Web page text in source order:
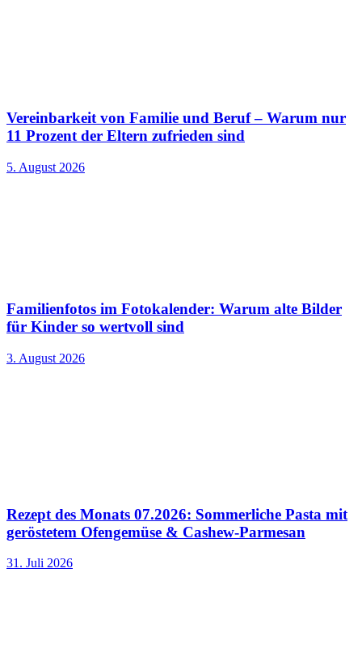
Vereinbarkeit von Familie und Beruf – Warum nur
11 Prozent der Eltern zufrieden sind
5. August 2026
Familienfotos im Fotokalender: Warum alte Bilder
für Kinder so wertvoll sind
3. August 2026
Rezept des Monats 07.2026: Sommerliche Pasta mit
geröstetem Ofengemüse & Cashew-Parmesan
31. Juli 2026